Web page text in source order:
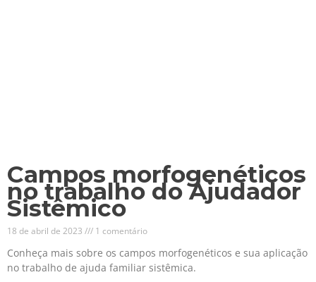
Campos morfogenéticos
no trabalho do Ajudador
Sistêmico
18 de abril de 2023 1 comentário
Conheça mais sobre os campos morfogenéticos e sua aplicação
no trabalho de ajuda familiar sistêmica.